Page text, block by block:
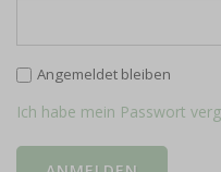
Angemeldet bleiben
Ich habe mein Passwort